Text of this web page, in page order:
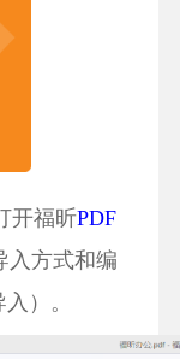
开福昕PDF
入方式和编
）。